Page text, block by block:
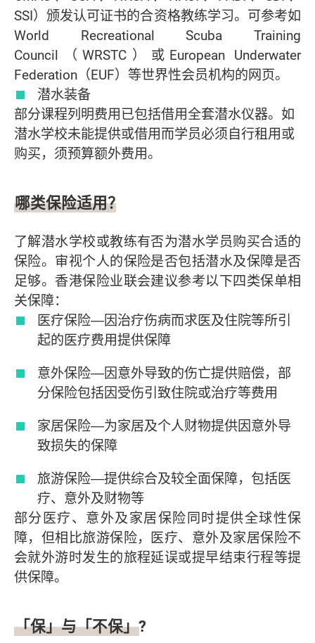
SSI）颁发认可证书的合资格教练学习。可参考如
World Recreational Scuba Training
Council（WRSTC）或European Underwater
Federation（EUF）等世界性会员机构的网页。
潜水装备
部分课程列明费用已包括借用全套潜水仪器。如
潜水学校未能提供或借用而学员必须自行租用或
购买，须预算额外费用。
哪类保险适用？
了解潜水学校或教练有否为潜水学员购买合适的
保险。审视个人的保险是否包括潜水及保障是否
足够。香港保险业联会建议参考以下四类保单相
关保障：
医疗保险―因治疗伤病而求医及住院等所引
起的医疗费用提供保障
意外保险―因意外导致的伤亡提供赔偿，部
分保险包括因受伤引致住院或治疗等费用
家居保险―为家居及个人财物提供因意外导
致损失的保障
旅游保险―提供综合及较全面保障，包括医
疗、意外及财物等
部分医疗、意外及家居保险同时提供全球性保
障，但相比旅游保险，医疗、意外及家居保险不
会就外游时发生的旅程延误或提早结束行程等提
供保障。
「保」与「不保」?